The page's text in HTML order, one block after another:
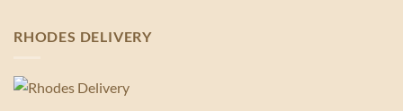
RHODES DELIVERY